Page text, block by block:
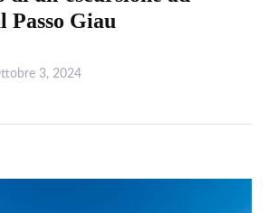
Passo Giau
3, 2024